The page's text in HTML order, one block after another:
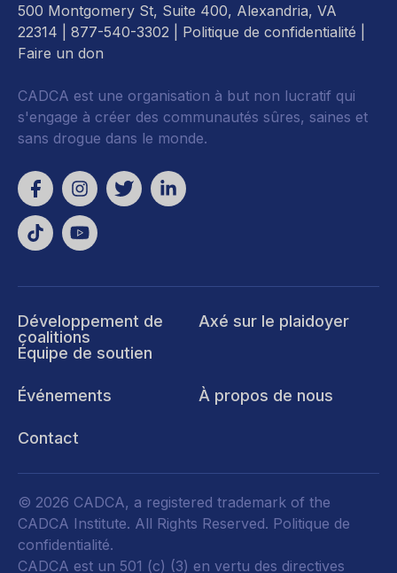
500 Montgomery St, Suite 400, Alexandria, VA
22314 | 877-540-3302 | Politique de confidentialité
Faire un don
CADCA est une organisation à but non lucratif qui
s'engage à créer des communautés sûres, saines et
sans drogue dans le monde.
Développement de
coalitions
Équipe de soutien
Axé sur le plaidoyer
Événements À propos de nous
Contact
© 2026 CADCA, a registered trademark of the
CADCA Institute. All Rights Reserved. Politique de
confidentialité.
CADCA est un 501 (c) (3) en vertu des directives